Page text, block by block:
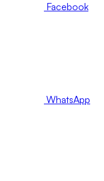
Facebook
WhatsApp